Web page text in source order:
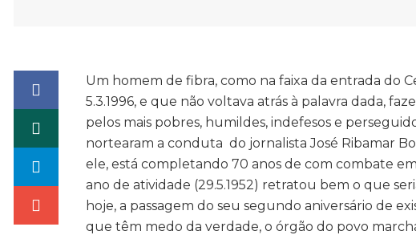
Um homem de fibra, como na faixa da entrada do
5.3.1996, e que não voltava atrás à palavra dada,
pelos mais pobres, humildes, indefesos e
nortearam a conduta do jornalista José Ribamar
ele, está completando 70 anos de com combate
ano de atividade (29.5.1952) retratou bem o que
hoje, a passagem do seu segundo aniversário de
que têm medo da verdade, o órgão do povo